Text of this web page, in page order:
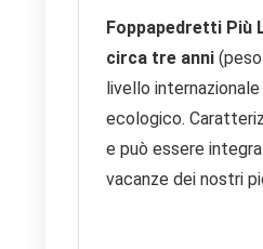
Foppapedretti Più
circa tre anni
livello
ecologico.
e può essere
vacanze dei nostri